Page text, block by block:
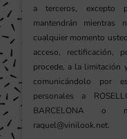
a terceros,
mantendrán mientras
cualquier momento
acceso, rectificación,
procede, a la limitación
comunicándolo por
personales a
BARCELONA
raquel@vinilook.net.